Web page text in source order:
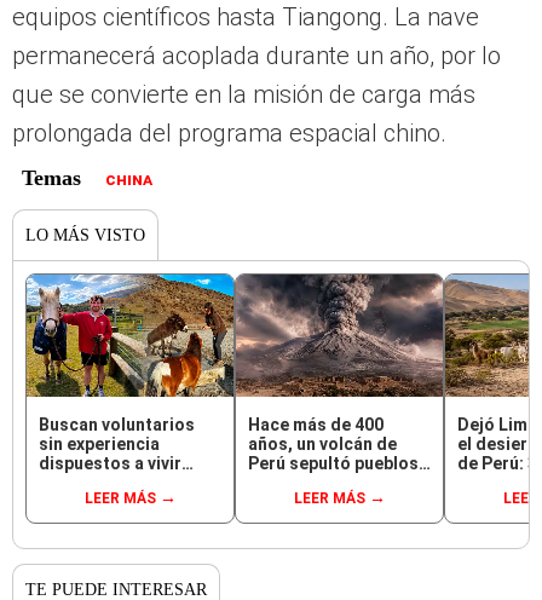
equipos científicos hasta Tiangong. La nave
permanecerá acoplada durante un año, por lo
que se convierte en la misión de carga más
prolongada del programa espacial chino.
CHINA
LO MÁS VISTO
Buscan voluntarios
sin experiencia
dispuestos a vivir
semana: para cuidar
caballos, burros y
rescatados en un
refugio por 2 horas
LEER MÁS
Hace más de 400
años, un volcán de
Perú sepultó pueblos y
veranos más fríos de
la historia: sigue bajo
LEER MÁS
Dejó Lima
el
de Perú:
llamas
TE PUEDE INTERESAR